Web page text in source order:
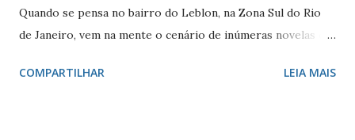
Quando se pensa no bairro do Leblon, na Zona Sul do Rio
de Janeiro, vem na mente o cenário de inúmeras novelas de
compositores e poetas. Como defini-lo? Calmo e elegante.
COMPARTILHAR LEIA MAIS